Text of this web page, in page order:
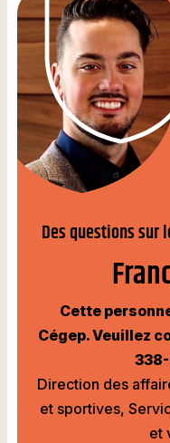
Des questions sur
Cette
Cégep. Veuillez
Direction des
et sportives,
et